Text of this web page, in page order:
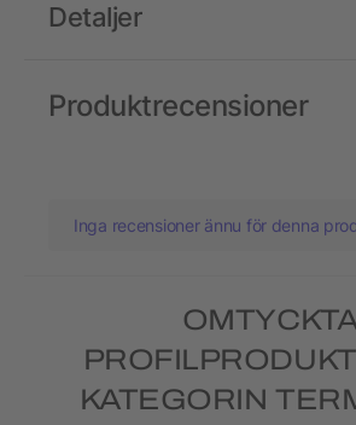
Detaljer
Produktrecensioner
Inga recensioner ännu för denna
KATEGORIN